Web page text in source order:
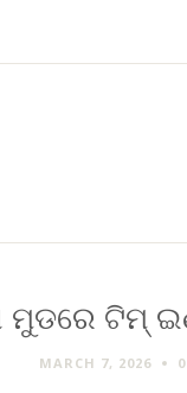
ମୁଡରେ ଟିମ୍
MARCH 7, 2026